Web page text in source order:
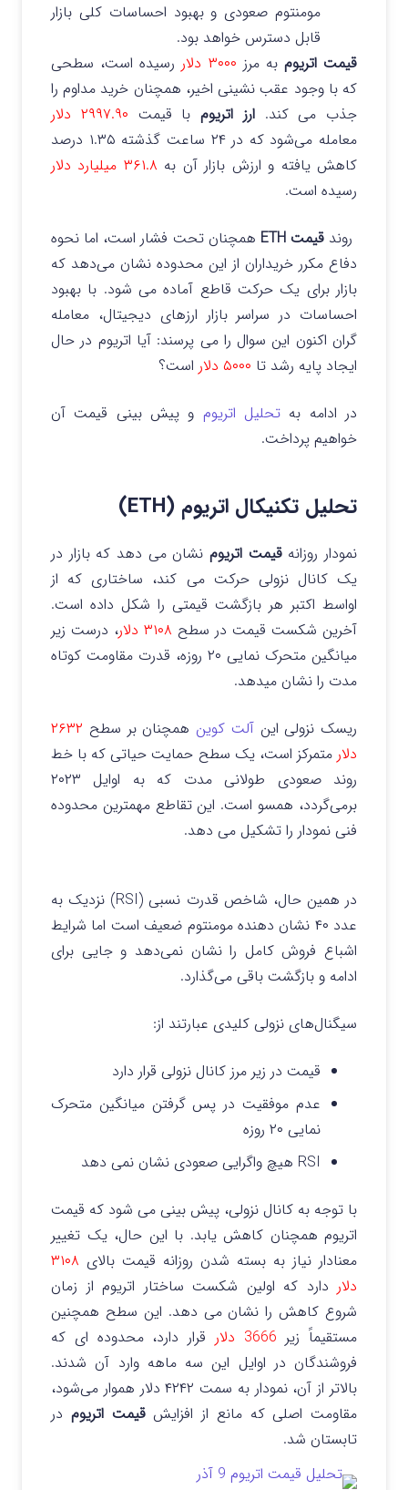
مومنتوم صعودی و بهبود احساسات کلی بازار
قابل دسترس خواهد بود.
قیمت اتریوم به مرز ۳۰۰۰ دلار
رسیده است، سطحی
که با وجود عقب نشینی اخیر، همچنان خرید مداوم را
جذب می کند.ارز اتریوم با قیمت ۲۹۹۷.۹۰ دلار
معامله می‌شود که در ۲۴ ساعت گذشته ۱.۳۵ درصد
کاهش یافته و ارزش بازار آن به ۳۶۱.۸ میلیارد دلار
رسیده است.
روندقیمت ETH
همچنان تحت فشار است، اما نحوه
دفاع مکرر خریداران از این محدوده نشان می‌دهد که
بازار برای یک حرکت قاطع آماده می شود. با بهبود
احساسات در سراسر بازار ارزهای دیجیتال، معامله
گران اکنون این سوال را می پرسند: آیا اتریوم در حال
ایجاد پایه رشد تا
است؟
در ادامه به تحلیل اتریوم و پیش بینی قیمت آن
خواهیم پرداخت.
تحلیل تکنیکال اتریوم (ETH)
نمودار روزانهقیمت اتریوم نشان می دهد که بازار در
یک کانال نزولی حرکت می کند، ساختاری که از
اواسط اکتبر هر بازگشت قیمتی را شکل داده است.
آخرین شکست قیمت در سطح ۳۱۰۸ دلار
، درست زیر
میانگین متحرک نمایی ۲۰ روزه، قدرت مقاومت کوتاه
مدت را نشان میدهد.
ریسک نزولی اینآلت کوین همچنان بر سطح ۲۶۳۲
دلار متمرکز است، یک سطح حمایت حیاتی که با خط
روند صعودی طولانی مدت که به اوایل ۲۰۲۳
برمی‌گردد، همسو است. این تقاطع مهمترین محدوده
فنی نمودار را تشکیل می دهد.
در همین حال، شاخص قدرت نسبی (RSI) نزدیک به
عدد ۴۰ نشان دهنده مومنتوم ضعیف است اما شرایط
اشباع فروش کامل را نشان نمی‌دهد و جایی برای
ادامه و بازگشت باقی می‌گذارد.
سیگنال‌های نزولی کلیدی عبارتند از:
قیمت در زیر مرز کانال نزولی قرار دارد
عدم موفقیت در پس گرفتن میانگین متحرک
نمایی ۲۰ روزه
RSI هیچ واگرایی صعودی نشان نمی دهد
با توجه به کانال نزولی، پیش بینی می شود که قیمت
اتریوم همچنان کاهش یابد. با این حال، یک تغییر
معنادار نیاز به بسته شدن روزانه قیمت بالای ۳۱۰۸
دلار دارد که اولین شکست ساختار اتریوم از زمان
شروع کاهش را نشان می دهد. این سطح همچنین
مستقیماً زیر
قرار دارد، محدوده ای که
فروشندگان در اوایل این سه ماهه وارد آن شدند.
بالاتر از آن، نمودار به سمت ۴۲۴۲ دلار هموار می‌شود،
مقاومت اصلی که مانع از افزایشقیمت اتریوم در
تابستان شد.